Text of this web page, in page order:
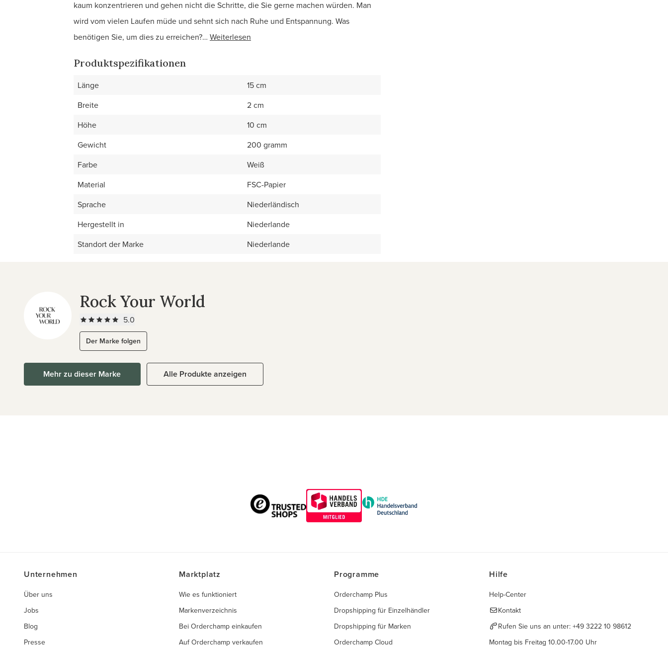
kaum konzentrieren und gehen nicht die Schritte, die Sie gerne machen würden. Man
wird vom vielen Laufen müde und sehnt sich nach Ruhe und Entspannung. Was
benötigen Sie, um dies zu erreichen?… Weiterlesen
Produktspezifikationen
Länge
15 cm
Breite
2 cm
Höhe
10 cm
Gewicht
200 gramm
Farbe
Weiß
Material
FSC-Papier
Sprache
Niederländisch
Hergestellt in
Niederlande
Standort der Marke
Niederlande
Rock Your World
5.0
Der Marke folgen
Mehr zu dieser Marke Alle Produkte anzeigen
Unternehmen
Über uns
Jobs
Blog
Presse
Marktplatz
Wie es funktioniert
Markenverzeichnis
Bei Orderchamp einkaufen
Auf Orderchamp verkaufen
Programme
Orderchamp Plus
Dropshipping für Einzelhändler
Dropshipping für Marken
Orderchamp Cloud
Hilfe
Help-Center
Kontakt
Rufen Sie uns an unter: +49 3222 10 98612
Montag bis Freitag 10.00-17.00 Uhr